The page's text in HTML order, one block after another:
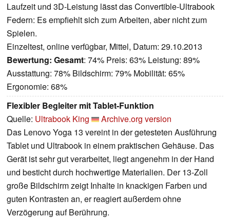
Laufzeit und 3D-Leistung lässt das Convertible-Ultrabook
Federn: Es empfiehlt sich zum Arbeiten, aber nicht zum
Spielen.
Einzeltest, online verfügbar, Mittel, Datum: 29.10.2013
Bewertung: Gesamt: 74% Preis: 63% Leistung: 89%
Ausstattung: 78% Bildschirm: 79% Mobilität: 65%
Ergonomie: 68%
Flexibler Begleiter mit Tablet-Funktion
Quelle: Ultrabook King
Archive.org version
Das Lenovo Yoga 13 vereint in der getesteten Ausführung
Tablet und Ultrabook in einem praktischen Gehäuse. Das
Gerät ist sehr gut verarbeitet, liegt angenehm in der Hand
und besticht durch hochwertige Materialien. Der 13-Zoll
große Bildschirm zeigt Inhalte in knackigen Farben und
guten Kontrasten an, er reagiert außerdem ohne
Verzögerung auf Berührung.